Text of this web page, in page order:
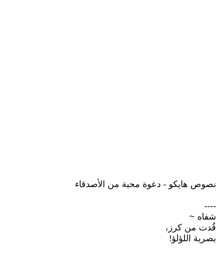
نصوص هايكو - دعوة محبة من الأصدقاء
----
شفاه ~
قُدت من كرز،
بصرية اللؤلؤ!